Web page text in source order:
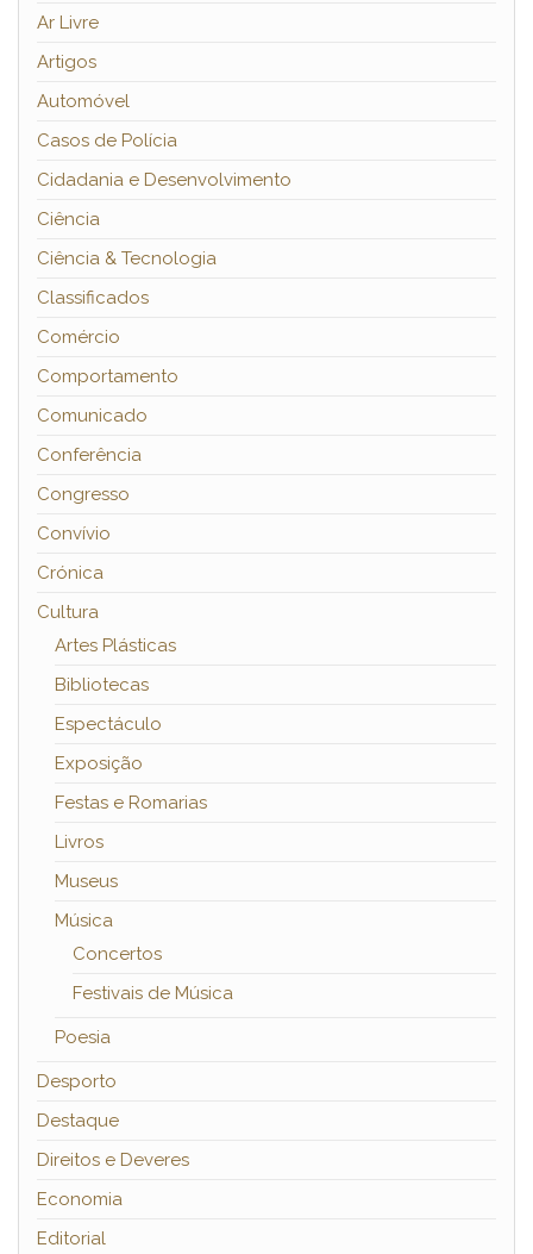
Ar Livre
Artigos
Automóvel
Casos de Polícia
Cidadania e Desenvolvimento
Ciência
Ciência & Tecnologia
Classificados
Comércio
Comportamento
Comunicado
Conferência
Congresso
Convívio
Crónica
Cultura
Artes Plásticas
Bibliotecas
Espectáculo
Exposição
Festas e Romarias
Livros
Museus
Música
Concertos
Festivais de Música
Poesia
Desporto
Destaque
Direitos e Deveres
Economia
Editorial